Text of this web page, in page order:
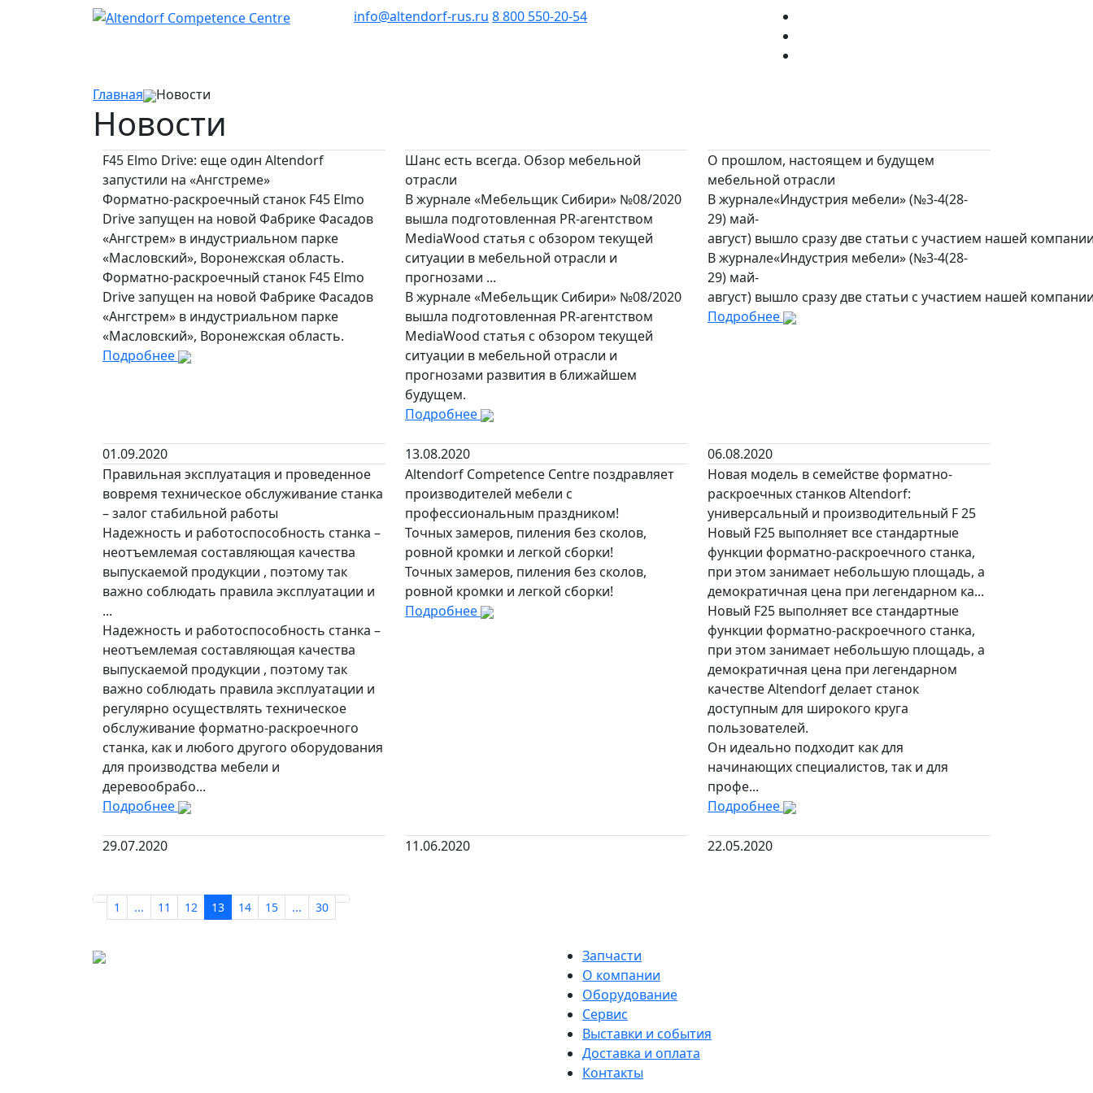
info@altendorf-rus.ru 8 800 550-20-54
Главная Новости
Новости
F45 Elmo Drive: еще один Altendorf
запустили на «Ангстреме»
Форматно-раскроечный станок F45 Elmo
Drive запущен на новой Фабрике Фасадов
«Ангстрем» в индустриальном парке
«Масловский», Воронежская область.
Форматно-раскроечный станок F45 Elmo
Drive запущен на новой Фабрике Фасадов
«Ангстрем» в индустриальном парке
«Масловский», Воронежская область.
Подробнее
01.09.2020
Шанс есть всегда. Обзор мебельной
отрасли
В журнале «Мебельщик Сибири» №08/2020
вышла подготовленная PR-агентством
MediaWood статья с обзором текущей
ситуации в мебельной отрасли и
прогнозами ...
В журнале «Мебельщик Сибири» №08/2020
вышла подготовленная PR-агентством
MediaWood статья с обзором текущей
ситуации в мебельной отрасли и
прогнозами развития в ближайшем
будущем.
Подробнее
13.08.2020
О прошлом, настоящем и будущем
мебельной отрасли
В журнале«Индустрия мебели» (№3-4(28-
29) май-
август) вышло сразу две статьи с участием нашей
В журнале«Индустрия мебели» (№3-4(28-
29) май-
август) вышло сразу две статьи с участием нашей
Подробнее
06.08.2020
Правильная эксплуатация и проведенное
вовремя техническое обслуживание станка
– залог стабильной работы
Надежность и работоспособность станка –
неотъемлемая составляющая качества
выпускаемой продукции , поэтому так
важно соблюдать правила эксплуатации и
...
Надежность и работоспособность станка –
неотъемлемая составляющая качества
выпускаемой продукции , поэтому так
важно соблюдать правила эксплуатации и
регулярно осуществлять техническое
обслуживание форматно-раскроечного
станка, как и любого другого оборудования
для производства мебели и
деревообрабо...
Подробнее
29.07.2020
Altendorf Competence Centre поздравляет
производителей мебели с
профессиональным праздником!
Точных замеров, пиления без сколов,
ровной кромки и легкой сборки!
Точных замеров, пиления без сколов,
ровной кромки и легкой сборки!
Подробнее
11.06.2020
Новая модель в семействе форматно-
раскроечных станков Altendorf:
универсальный и производительный F 25
Новый F25 выполняет все стандартные
функции форматно-раскроечного станка,
при этом занимает небольшую площадь, а
демократичная цена при легендарном ка...
Новый F25 выполняет все стандартные
функции форматно-раскроечного станка,
при этом занимает небольшую площадь, а
демократичная цена при легендарном
качестве Altendorf делает станок
доступным для широкого круга
пользователей.
Он идеально подходит как для
начинающих специалистов, так и для
профе...
Подробнее
22.05.2020
1 ... 11 12 13 14 15 ... 30
Запчасти
О компании
Оборудование
Сервис
Выставки и события
Доставка и оплата
Контакты